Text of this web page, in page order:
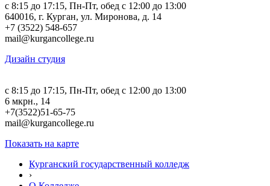
c 8:15 до 17:15, Пн-Пт, обед с 12:00 до 13:00
640016, г. Курган, ул. Миронова, д. 14
+7 (3522) 548-657
mail@kurgancollege.ru
Дизайн студия
c 8:15 до 17:15, Пн-Пт, обед с 12:00 до 13:00
6 мкрн., 14
+7(3522)51-65-75
mail@kurgancollege.ru
Показать на карте
Курганский государственный колледж
›